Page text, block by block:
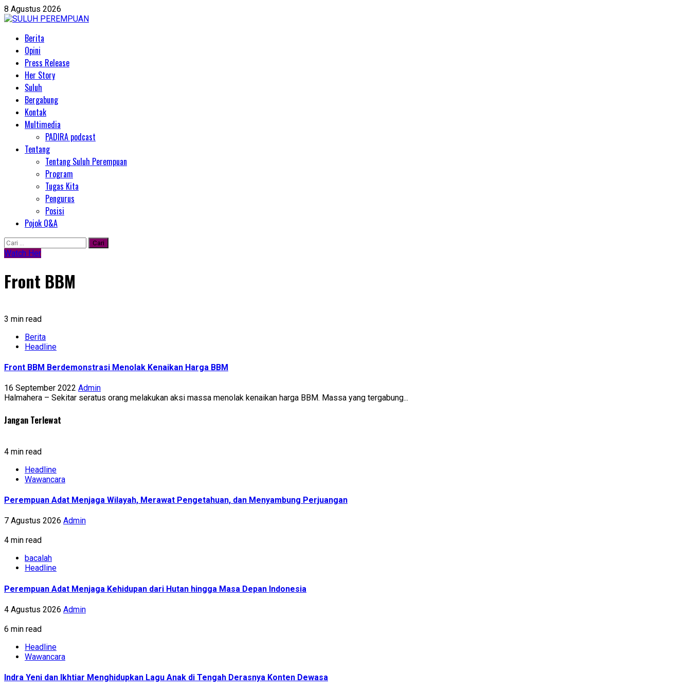
Skip
to
8 Agustus 2026
PrimaryBerita
Opini
Press Release
Her Story
Suluh
Bergabung
Kontak
Multimedia
PADIRA podcast
Tentang
Tentang Suluh Perempuan
Program
Tugas Kita
Pengurus
Posisi
Pojok Q&A
Cari
untuk:
Watch Her
Front BBM
3 min read
Berita
Headline
Front BBM Berdemonstrasi Menolak Kenaikan Harga BBM
16 September 2022 Admin
Halmahera – Sekitar seratus orang melakukan aksi massa menolak kenaikan harga BBM. Massa yang tergabung...
Jangan Terlewat
4 min read
Headline
Wawancara
Perempuan Adat Menjaga Wilayah, Merawat Pengetahuan, dan Menyambung Perjuangan
7 Agustus 2026 Admin
4 min read
bacalah
Headline
Perempuan Adat Menjaga Kehidupan dari Hutan hingga Masa Depan Indonesia
4 Agustus 2026 Admin
6 min read
Headline
Wawancara
Indra Yeni dan Ikhtiar Menghidupkan Lagu Anak di Tengah Derasnya Konten Dewasa